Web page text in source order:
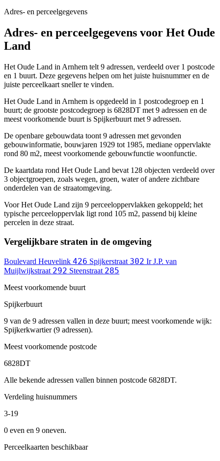
Adres- en perceelgegevens
Adres- en perceelgegevens voor Het Oude
Land
Het Oude Land in Arnhem telt 9 adressen, verdeeld over 1 postcode
en 1 buurt. Deze gegevens helpen om het juiste huisnummer en de
juiste perceelkaart sneller te vinden.
Het Oude Land in Arnhem is opgedeeld in 1 postcodegroep en 1
buurt; de grootste postcodegroep is 6828DT met 9 adressen en de
meest voorkomende buurt is Spijkerbuurt met 9 adressen.
De openbare gebouwdata toont 9 adressen met gevonden
gebouwinformatie, bouwjaren 1929 tot 1985, mediane oppervlakte
rond 80 m2, meest voorkomende gebouwfunctie woonfunctie.
De kaartdata rond Het Oude Land bevat 128 objecten verdeeld over
3 objectgroepen, zoals wegen, groen, water of andere zichtbare
onderdelen van de straatomgeving.
Voor Het Oude Land zijn 9 perceeloppervlakken gekoppeld; het
typische perceeloppervlak ligt rond 105 m2, passend bij kleine
percelen in deze straat.
Vergelijkbare straten in de omgeving
Boulevard Heuvelink 426 Spijkerstraat 302 Ir J.P. van
Muijlwijkstraat 292 Steenstraat 285
Meest voorkomende buurt
Spijkerbuurt
9 van de 9 adressen vallen in deze buurt; meest voorkomende wijk:
Spijkerkwartier (9 adressen).
Meest voorkomende postcode
6828DT
Alle bekende adressen vallen binnen postcode 6828DT.
Verdeling huisnummers
3-19
0 even en 9 oneven.
Perceelkaarten beschikbaar